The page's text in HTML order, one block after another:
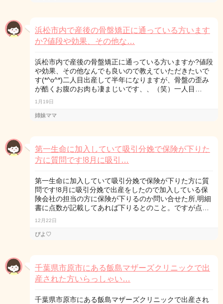
浜松市内で産後の骨盤矯正に通っている方います
か?値段や効果、その他な…
浜松市内で産後の骨盤矯正に通っている方いますか?値段
や効果、その他なんでも良いので教えていただきたいで
す(*^o^*)二人目出産して半年になりますが、骨盤の歪み
が酷くお腹のお肉も凄まじいです、、（笑）一人目…
1月19日
姉妹ママ
第一生命に加入していて吸引分娩で保険が下りた
方に質問です!8月に吸引…
第一生命に加入していて吸引分娩で保険が下りた方に質
問です!8月に吸引分娩で出産をしたので加入している保
険会社の担当の方に保険が下りるのか問い合せた所,明細
書に点数が記載してあれば下りるとのこと。ですが点…
12月22日
ぴよ♡
千葉県市原市にある飯島マザーズクリニックで出
産された方いらっしゃい…
千葉県市原市にある飯島マザーズクリニックで出産され